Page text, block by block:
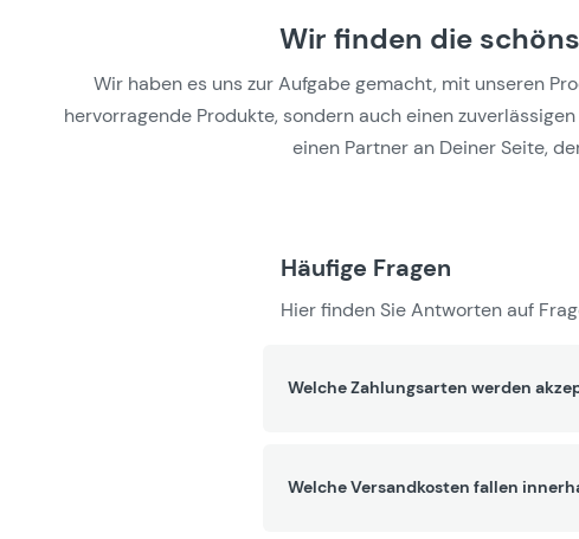
Wir finden die
Wir haben es uns zur Aufgabe gemacht, mit unseren
hervorragende Produkte, sondern auch einen
einen Partner an Deiner Seite,
Häufige Fragen
Hier finden Sie Antworten auf
Welche Zahlungsarten werden
Welche Versandkosten fallen